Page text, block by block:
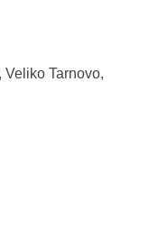
Veliko Tarnovo,